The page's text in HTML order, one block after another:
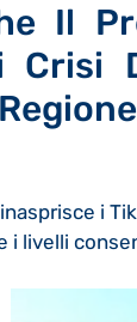
Il
Crisi
i
i livelli